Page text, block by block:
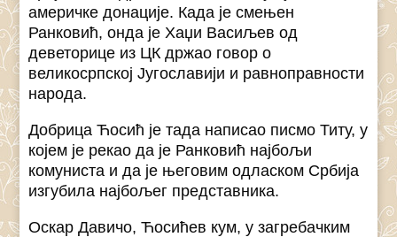
америчке донације. Када је смењен
Ранковић, онда је Хаџи Васиљев од
деветорице из ЦК држао говор о
великосрпској Југославији и равноправности
народа.
Добрица Ћосић је тада написао писмо Титу, у
којем је рекао да је Ранковић најбољи
комуниста и да је његовим одласком Србија
изгубила најбољег представника.
Оскар Давичо, Ћосићев кум, у загребачким